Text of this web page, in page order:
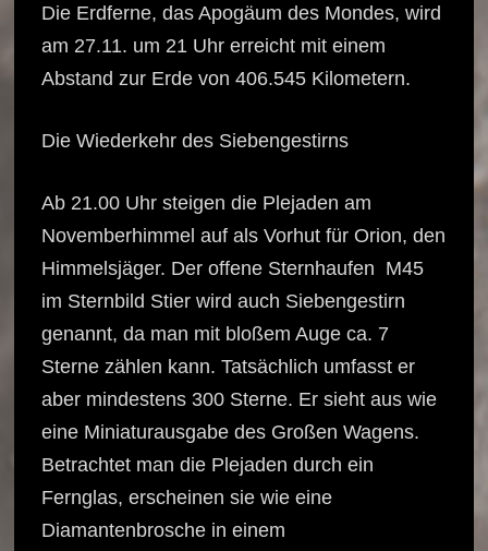
Die Erdferne, das Apogäum des Mondes, wird
am 27.11. um 21 Uhr erreicht mit einem
Abstand zur Erde von 406.545 Kilometern.
Die Wiederkehr des Siebengestirns
Ab 21.00 Uhr steigen die Plejaden am
Novemberhimmel auf als Vorhut für Orion, den
Himmelsjäger. Der offene Sternhaufen M45
im Sternbild Stier wird auch Siebengestirn
genannt, da man mit bloßem Auge ca. 7
Sterne zählen kann. Tatsächlich umfasst er
aber mindestens 300 Sterne. Er sieht aus wie
eine Miniaturausgabe des Großen Wagens.
Betrachtet man die Plejaden durch ein
Fernglas, erscheinen sie wie eine
Diamantenbrosche in einem